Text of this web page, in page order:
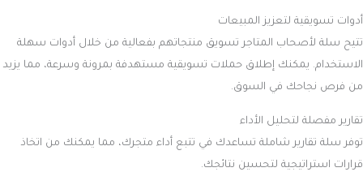
أدوات تسويقية لتعزيز المبيعات
تتيح سلة لأصحاب المتاجر تسويق منتجاتهم بفعالية من خلال أدوات سهلة
الاستخدام. يمكنك إطلاق حملات تسويقية مستهدفة بمرونة وسرعة، مما يزيد
من فرص نجاحك في السوق.
تقارير مفصلة لتحليل الأداء
توفر سلة تقارير شاملة تساعدك في تتبع أداء متجرك، مما يمكنك من اتخاذ
قرارات استراتيجية لتحسين نتائجك.